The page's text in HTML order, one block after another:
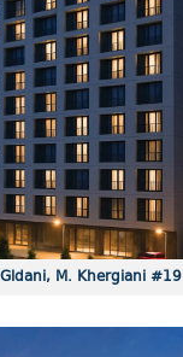
Gldani, M. Khergiani #19